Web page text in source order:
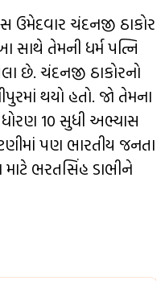
ઉમેદવાર ચંદનજી ઠાકોર
તેમની ધર્મ પત્નિ
છે. ચંદનજી ઠાકોરનો
થયો હતો. જો તેમના
10 સુધી અભ્યાસ
પણ ભારતીય જનતા
ભરતસિંહ ડાભીને